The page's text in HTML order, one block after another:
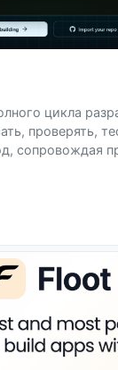
цикла
проверять,
сопровождая